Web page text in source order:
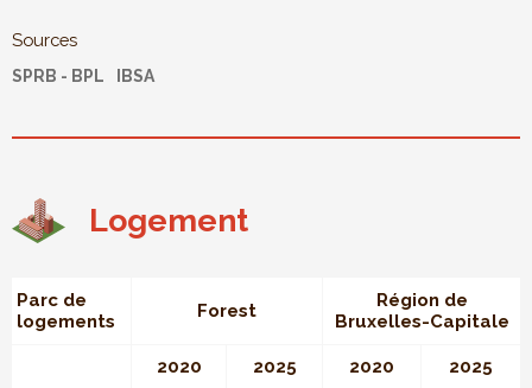
Sources
SPRB - BPL IBSA
Logement
Parc de
logements
Forest
Région de
Bruxelles-Capitale
2020 2025 2020 2025